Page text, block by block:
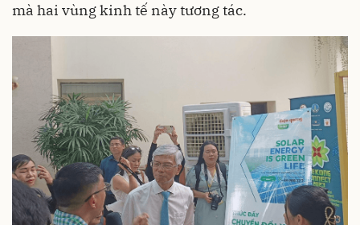
mà hai vùng kinh tế này tương tác.